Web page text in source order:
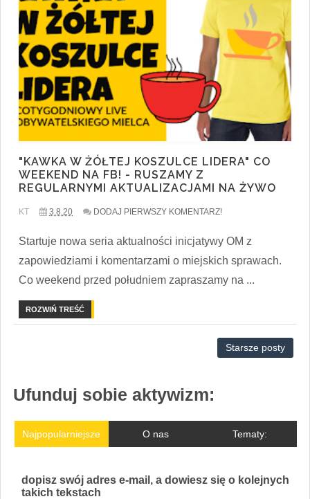
"KAWKA W ŻÓŁTEJ KOSZULCE LIDERA" CO
WEEKEND NA FB! - RUSZAMY Z
REGULARNYMI AKTUALIZACJAMI NA ŻYWO
KT 3.8.20 DODAJ PIERWSZY KOMENTARZ!
Startuje nowa seria aktualności inicjatywy OM z
zapowiedziami i komentarzami o miejskich sprawach.
Co weekend przed południem zapraszamy na ...
ROZWIŃ TREŚĆ
Starsze posty
Ufunduj sobie aktywizm:
Najpopularniejsze O nas Tematy:
dopisz swój adres e-mail, a dowiesz się o kolejnych
takich tekstach